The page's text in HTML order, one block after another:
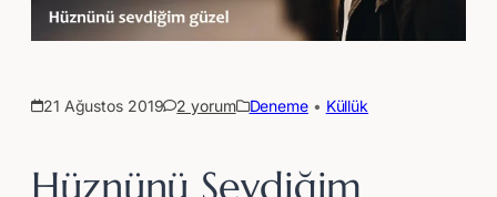
21 Ağustos 2019 2 yorum Deneme • Küllük
Hüznünü Sevdiğim